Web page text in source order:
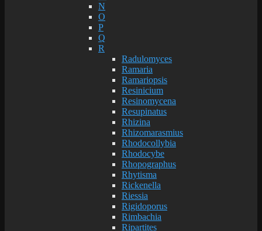
N
O
P
Q
R
Radulomyces
Ramaria
Ramariopsis
Resinicium
Resinomycena
Resupinatus
Rhizina
Rhizomarasmius
Rhodocollybia
Rhodocybe
Rhopographus
Rhytisma
Rickenella
Riessia
Rigidoporus
Rimbachia
Ripartites